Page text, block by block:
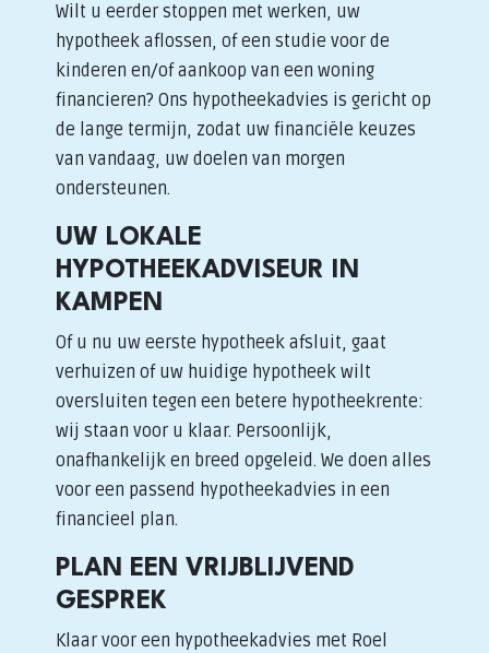
Wilt u eerder stoppen met werken, uw
hypotheek aflossen, of een studie voor de
kinderen en/of aankoop van een woning
financieren? Ons hypotheekadvies is gericht op
de lange termijn, zodat uw financiële keuzes
van vandaag, uw doelen van morgen
ondersteunen.
UW LOKALE
HYPOTHEEKADVISEUR IN
KAMPEN
Of u nu uw eerste hypotheek afsluit, gaat
verhuizen of uw huidige hypotheek wilt
oversluiten tegen een betere hypotheekrente:
wij staan voor u klaar. Persoonlijk,
onafhankelijk en breed opgeleid. We doen alles
voor een passend hypotheekadvies in een
financieel plan.
PLAN EEN VRIJBLIJVEND
GESPREK
Klaar voor een hypotheekadvies met Roel